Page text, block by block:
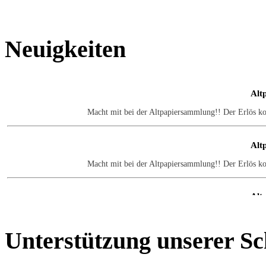
Neuigkeiten
Macht mit bei der Altpapiersammlung!! Der Erlös
Macht mit bei der Altpapiersammlung!! Der Erlös
Unterstützung unserer